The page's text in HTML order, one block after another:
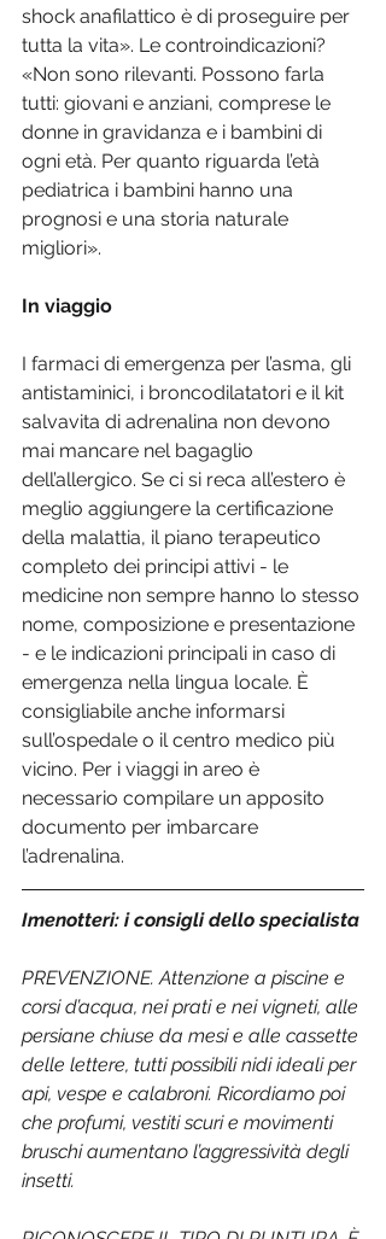
shock anafilattico è di proseguire per
tutta la vita». Le controindicazioni?
«Non sono rilevanti. Possono farla
tutti: giovani e anziani, comprese le
donne in gravidanza e i bambini di
ogni età. Per quanto riguarda l’età
pediatrica i bambini hanno una
prognosi e una storia naturale
migliori».
In viaggio
I farmaci di emergenza per l’asma, gli
antistaminici, i broncodilatatori e il kit
salvavita di adrenalina non devono
mai mancare nel bagaglio
dell’allergico. Se ci si reca all’estero è
meglio aggiungere la certificazione
della malattia, il piano terapeutico
completo dei principi attivi - le
medicine non sempre hanno lo stesso
nome, composizione e presentazione
- e le indicazioni principali in caso di
emergenza nella lingua locale. È
consigliabile anche informarsi
sull’ospedale o il centro medico più
vicino. Per i viaggi in areo è
necessario compilare un apposito
documento per imbarcare
l’adrenalina.
Imenotteri: i consigli dello specialista
PREVENZIONE. Attenzione a piscine e
corsi d’acqua, nei prati e nei vigneti, alle
persiane chiuse da mesi e alle cassette
delle lettere, tutti possibili nidi ideali per
api, vespe e calabroni. Ricordiamo poi
che profumi, vestiti scuri e movimenti
bruschi aumentano l’aggressività degli
insetti.